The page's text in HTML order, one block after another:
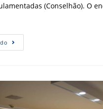
(Conselhão). O
Reunião
Do
De
Regulamentadas